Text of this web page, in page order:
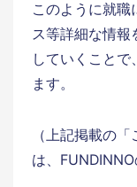
このように就職
ス等詳細な情報
していくことで
ます。
（上記掲載の
は、FUNDINNO